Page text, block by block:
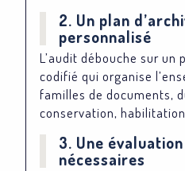
2. Un plan
personnalisé
L’audit débouche sur un
codifié qui organise
familles de documents,
conservation,
3. Une
nécessaires